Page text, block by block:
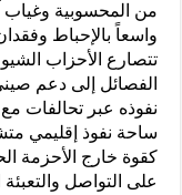
من المحسوبية وغياب
واسعاً بالإحباط
تتصارع الأحزاب
الفصائل إلى دعم
نفوذه عبر تحالفات مع
كقوة خارج الأحزمة
على التواصل